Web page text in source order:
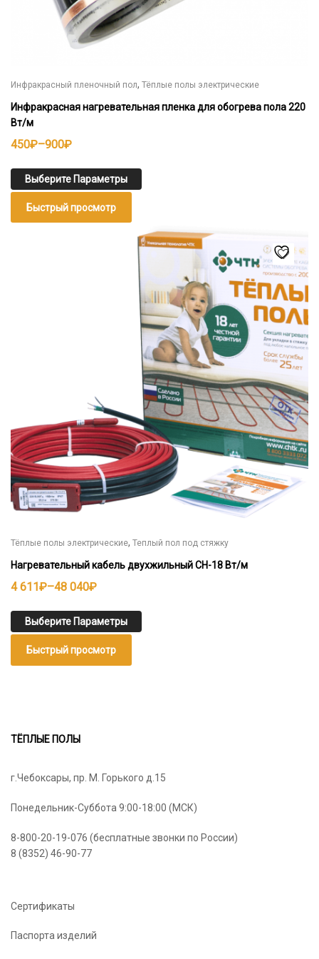
Инфракрасный пленочный пол, Тёплые полы электрические
Инфракрасная нагревательная пленка для обогрева пола 220
Вт/м
450₽–900₽
Диапазон
450₽
–
900₽
Выберите Параметры
Быстрый просмотр
Тёплые полы электрические, Теплый пол под стяжку
Нагревательный кабель двухжильный СН-18 Вт/м
4 611 ₽–48 040₽
Диапазон
611₽
Выберите Параметры
Быстрый просмотр
ТЁПЛЫЕ ПОЛЫ
г.Чебоксары, пр. М. Горького д.15
Понедельник-Суббота 9:00-18:00 (МСК)
8-800-20-19-076 (бесплатные звонки по России)
8 (8352) 46-90-77
Сертификаты
Паспорта изделий